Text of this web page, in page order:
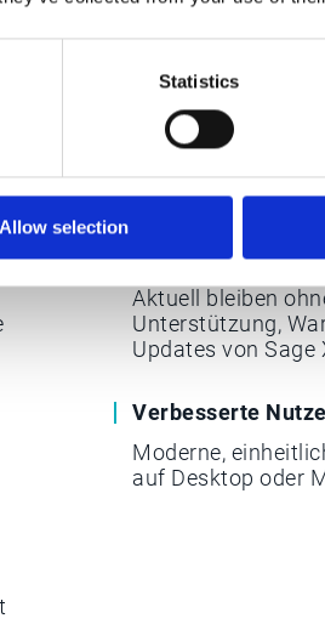
Statistics
Allow selection
Sage
Zukunftssichere
Aktuell bleiben
Unterstützung,
Updates von Sage
Verbesserte
Moderne,
auf Desktop oder